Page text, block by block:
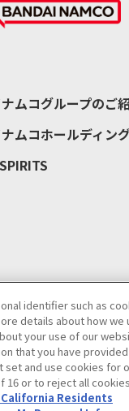
ムコグループのご
ムコホールディン
条件ソーシャルメディ
My Personal
identifier such as
details about how we
your use of our
that you have
and use cookies for
16 or to reject all
California Residents